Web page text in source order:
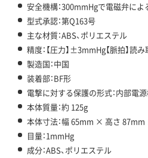
安全機構：300mmHgで電磁弁によ
型式承認：第Q163号
主な材質：ABS、ポリエステル
精度：【圧力】±3mmHg【脈拍】読
製造国：中国
装着部：BF形
電撃に対する保護の形式：内部電
本体質量：約 125g
本体寸法：幅 65mm × 高さ
目量：1mmHg
成分：ABS、ポリエステル